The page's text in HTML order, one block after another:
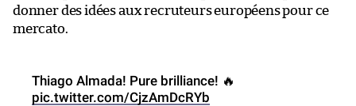
donner des idées aux recruteurs européens pour ce
mercato.
Thiago Almada! Pure brilliance! 🔥
pic.twitter.com/CjzAmDcRYb